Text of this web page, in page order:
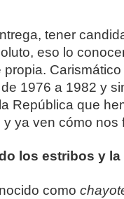
tener
eso lo
Carismático
1976 a 1982 y
República que
ya ven cómo nos
los estribos y la
como